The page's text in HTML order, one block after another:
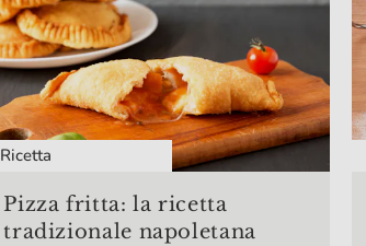
Ricetta
Pizza fritta: la ricetta
tradizionale napoletana